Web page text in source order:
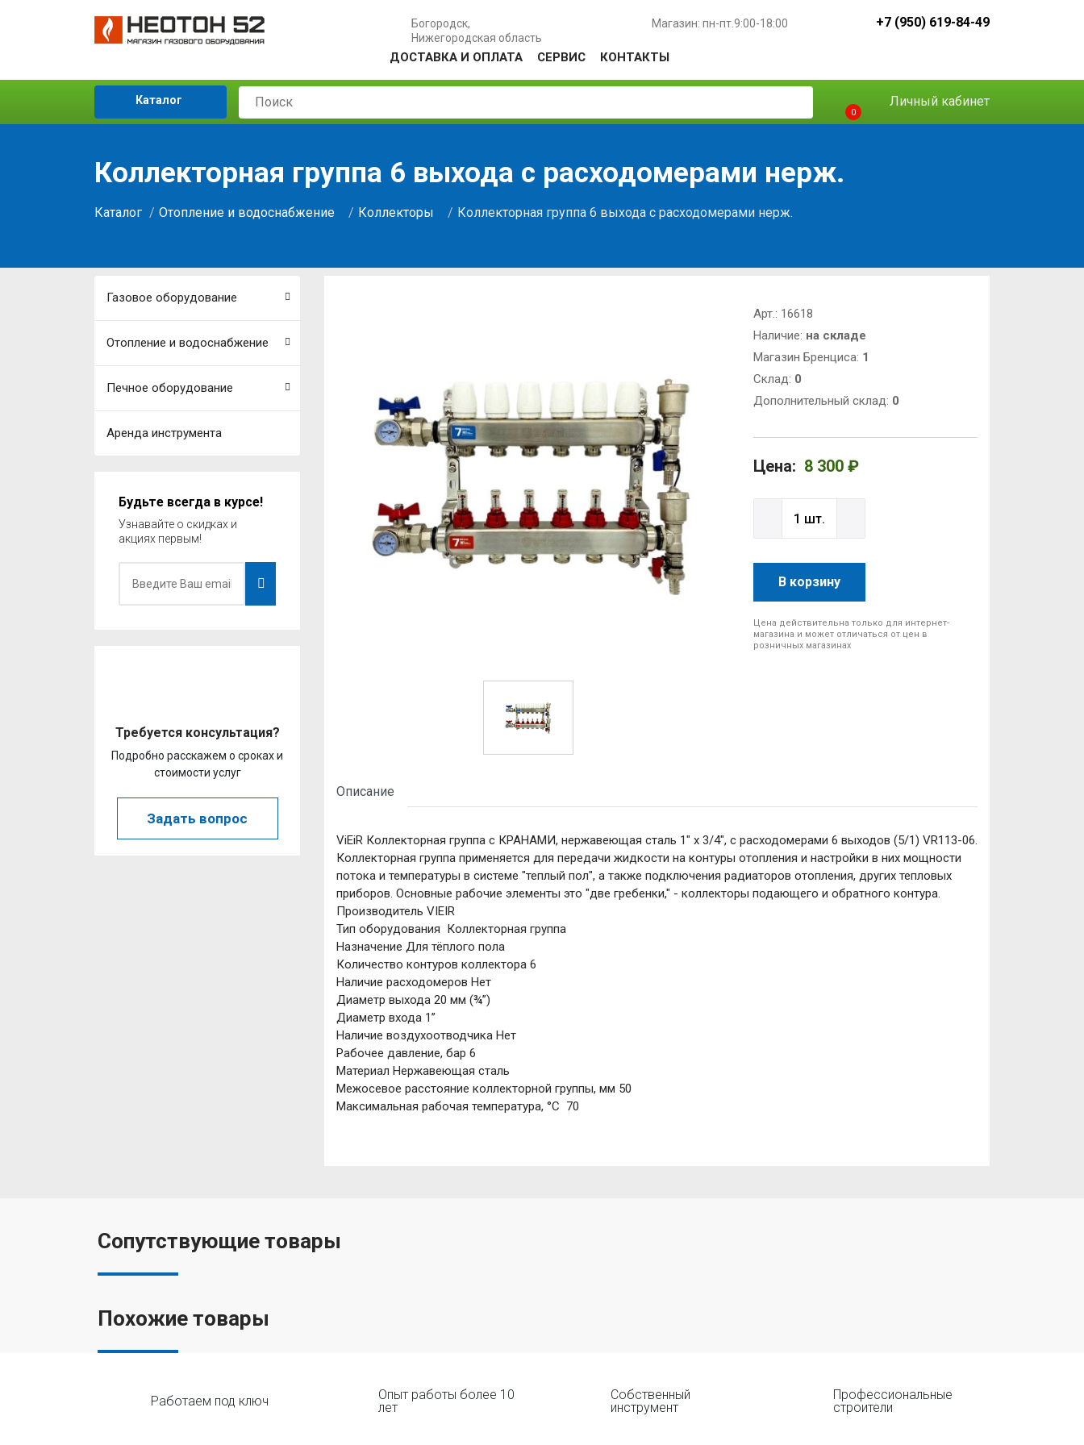
Богородск,
Нижегородская область
Магазин: пн-пт.9:00-18:00 +7 (950) 619-84-49
ДОСТАВКА И ОПЛАТА СЕРВИС КОНТАКТЫ
Каталог
0
Личный кабинет
Коллекторная группа 6 выхода с расходомерами нерж.
Каталог Отопление и водоснабжение Коллекторы Коллекторная группа 6 выхода с расходомерами нерж.
Газовое оборудование
Отопление и водоснабжение
Печное оборудование
Аренда инструмента
Будьте всегда в курсе!
Узнавайте о скидках и
акциях первым!
Требуется консультация?
Подробно расскажем о сроках и
стоимости услуг
Задать вопрос
Арт.: 16618
Наличие: на складе
Магазин Бренциса: 1
Cклад: 0
Дополнительный склад: 0
Цена: 8 300 ₽
В корзину
Цена действительна только для интернет-
магазина и может отличаться от цен в
розничных магазинах
Описание
ViEiR Коллекторная группа с КРАНАМИ, нержавеющая сталь 1" х 3/4", с расходомерами 6 выходов (5/1) VR113-06.
Коллекторная группа применяется для передачи жидкости на контуры отопления и настройки в них мощности
потока и температуры в системе "теплый пол", а также подключения радиаторов отопления, других тепловых
приборов. Основные рабочие элементы это "две гребенки," - коллекторы подающего и обратного контура.
Производитель VIEIR
Тип оборудования Коллекторная группа
Назначение Для тёплого пола
Количество контуров коллектора 6
Наличие расходомеров Нет
Диаметр выхода 20 мм (¾”)
Диаметр входа 1”
Наличие воздухоотводчика Нет
Рабочее давление, бар 6
Материал Нержавеющая сталь
Межосевое расстояние коллекторной группы, мм 50
Максимальная рабочая температура, °C 70
Сопутствующие товары
Похожие товары
Работаем под ключ
Опыт работы более 10
лет
Собственный
инструмент
Профессиональные
строители